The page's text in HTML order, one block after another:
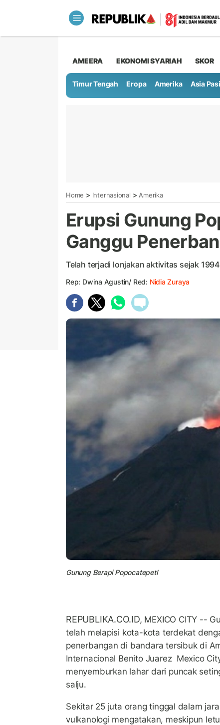
AMEERA EKONOMI SYARIAH SKOR
Timur Tengah Eropa Amerika Asia
Home > Internasional > Amerika
Erupsi Gunung
Ganggu
Telah terjadi lonjakan aktivitas sejak
Rep: Dwina Agustin/ Red: Nidia Zuraya
Gunung Berapi Popocatepetl
REPUBLIKA.CO.ID, MEXICO CITY --
telah melapisi kota-kota terdekat
penerbangan di bandara tersibuk di
Internacional Benito Juarez Mexico
menyemburkan lahar dari puncak
salju.
Sekitar 25 juta orang tinggal dalam
vulkanologi mengatakan, meskipun